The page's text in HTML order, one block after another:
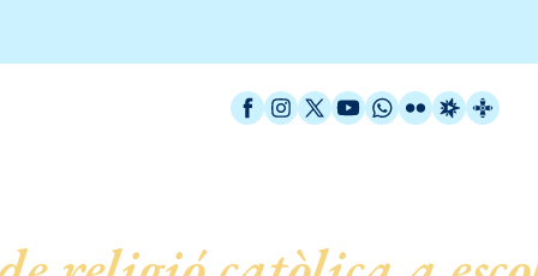
Facebook
Instagram
X / Twitter
YouTube
WhatsApp
FlickrRadio